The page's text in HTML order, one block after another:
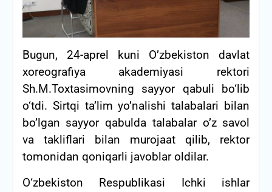
Bugun, 24-aprel kuni O’zbekiston davlat
xoreografiya akademiyasi rektori
Sh.M.Toxtasimovning sayyor qabuli bo‘lib
o‘tdi. Sirtqi ta’lim yo’nalishi talabalari bilan
bo’lgan sayyor qabulda talabalar o’z savol
va takliflari bilan murojaat qilib, rektor
tomonidan qoniqarli javoblar oldilar.
O‘zbekiston Respublikasi Ichki ishlar